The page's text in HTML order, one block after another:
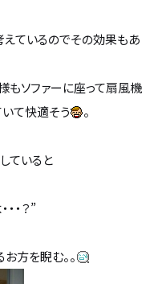
資料請求
ているのでその効果もあ
ソファーに座って扇風機
て快適そう
。
ていると
・？”
方を睨む。。